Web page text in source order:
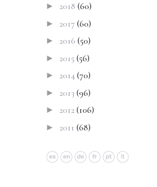
► 2018 (60)
► 2017 (60)
► 2016 (50)
► 2015 (56)
► 2014(70)
► 2013 (96)
► 2012(106)
► 2011 (68)